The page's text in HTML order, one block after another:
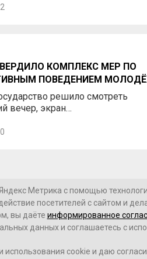
КОМПЛЕКС МЕР ПО
ПОВЕДЕНИЕМ
решило смотреть
вечер, экран…
НОВОСТИ РОССИИ
Метрика с помощью
посетителей с сайтом и
вы даёте информированное
данных и соглашаетесь с
использования cookie и даю